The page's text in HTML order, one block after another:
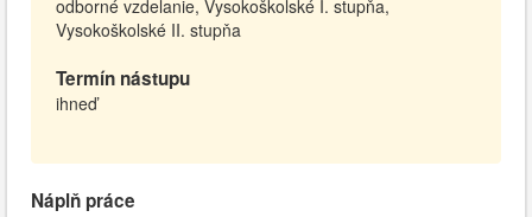
odborné vzdelanie, Vysokoškolské I. stupňa,
Vysokoškolské II. stupňa
Termín nástupu
ihneď
Náplň práce